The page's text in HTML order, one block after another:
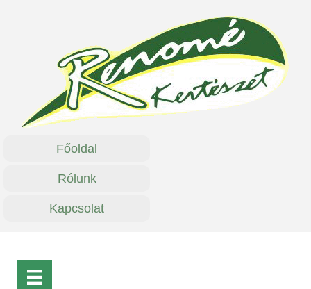
Főoldal
Rólunk
Kapcsolat